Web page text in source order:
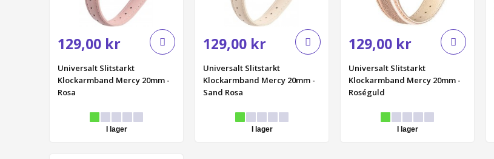
129,00 kr
Universalt Slitstarkt
Klockarmband Mercy 20mm -
Rosa
I lager
129,00 kr
Universalt Slitstarkt
Klockarmband Mercy 20mm -
Sand Rosa
I lager
129,00 kr
Universalt Slitstarkt
Klockarmband Mercy 20mm -
Roséguld
I lager